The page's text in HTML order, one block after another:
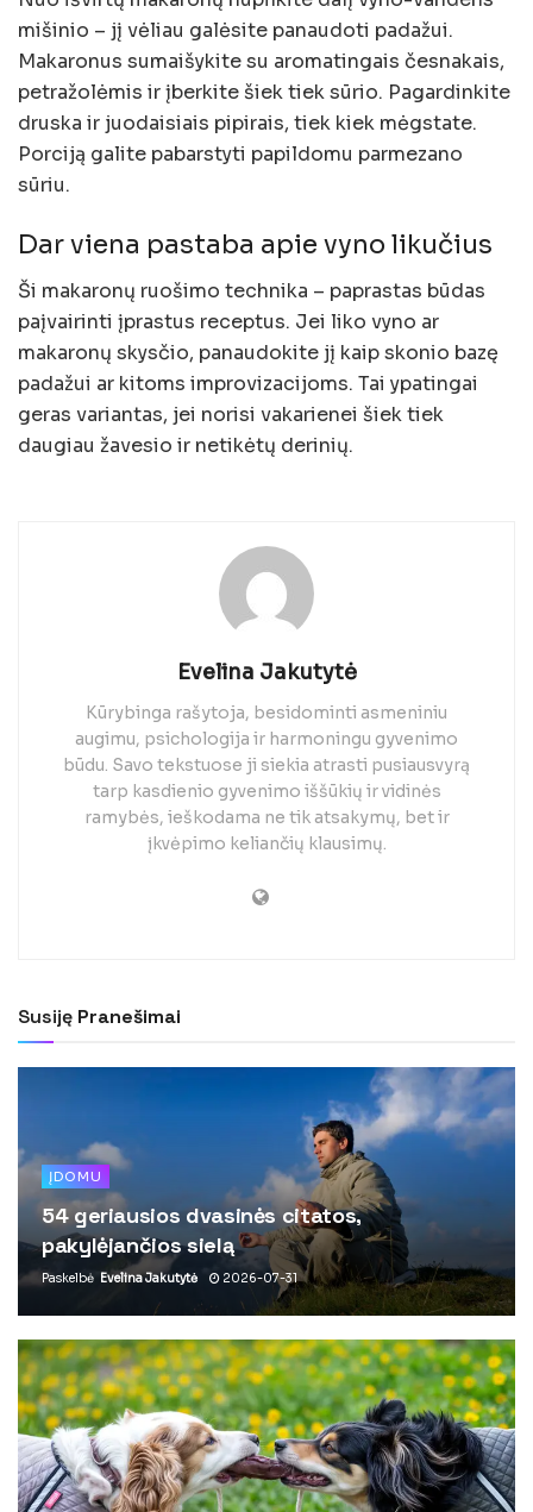
mišinio – jį vėliau galėsite panaudoti padažui.
Makaronus sumaišykite su aromatingais česnakais,
petražolėmis ir įberkite šiek tiek sūrio. Pagardinkite
druska ir juodaisiais pipirais, tiek kiek mėgstate.
Porciją galite pabarstyti papildomu parmezano
sūriu.
Dar viena pastaba apie vyno likučius
Ši makaronų ruošimo technika – paprastas būdas
paįvairinti įprastus receptus. Jei liko vyno ar
makaronų skysčio, panaudokite jį kaip skonio bazę
padažui ar kitoms improvizacijoms. Tai ypatingai
geras variantas, jei norisi vakarienei šiek tiek
daugiau žavesio ir netikėtų derinių.
Evelina Jakutytė
Kūrybinga rašytoja, besidominti asmeniniu
augimu, psichologija ir harmoningu gyvenimo
būdu. Savo tekstuose ji siekia atrasti pusiausvyrą
tarp kasdienio gyvenimo iššūkių ir vidinės
ramybės, ieškodama ne tik atsakymų, bet ir
įkvėpimo keliančių klausimų.
Susiję Pranešimai
ĮDOMU
54 geriausios dvasinės citatos,
pakylėjančios sielą
Paskelbė Evelina Jakutytė 2026-07-31